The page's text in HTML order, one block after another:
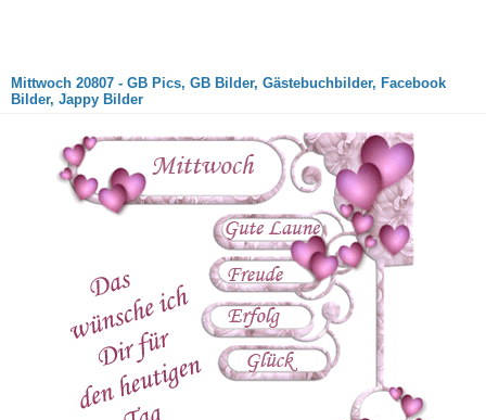
Mittwoch 20807 - GB Pics, GB Bilder, Gästebuchbilder, Facebook
Bilder, Jappy Bilder